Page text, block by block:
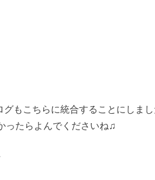
グもこちらに統合することにしま
ったらよんでくださいね♫